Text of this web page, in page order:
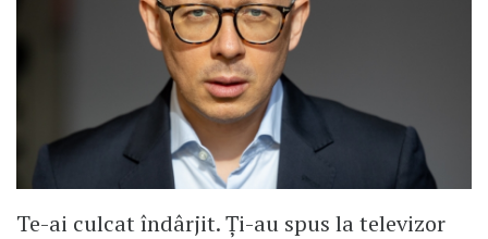
Te-ai culcat îndârjit. Ți-au spus la televizor